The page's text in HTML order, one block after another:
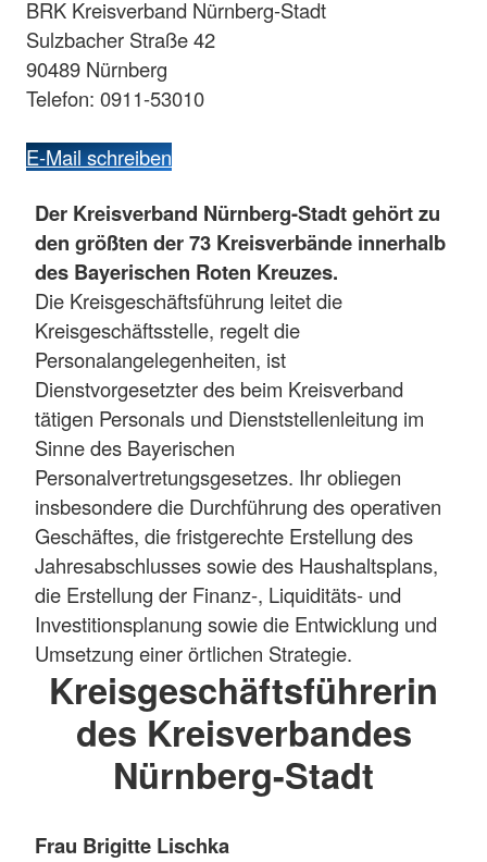
BRK Kreisverband Nürnberg-Stadt
Sulzbacher Straße 42
90489 Nürnberg
Telefon: 0911-53010
E-Mail schreiben
Der Kreisverband Nürnberg-Stadt gehört zu
den größten der 73 Kreisverbände innerhalb
des Bayerischen Roten Kreuzes.
Die Kreisgeschäftsführung leitet die
Kreisgeschäftsstelle, regelt die
Personalangelegenheiten, ist
Dienstvorgesetzter des beim Kreisverband
tätigen Personals und Dienststellenleitung im
Sinne des Bayerischen
Personalvertretungsgesetzes. Ihr obliegen
insbesondere die Durchführung des operativen
Geschäftes, die fristgerechte Erstellung des
Jahresabschlusses sowie des Haushaltsplans,
die Erstellung der Finanz-, Liquiditäts- und
Investitionsplanung sowie die Entwicklung und
Umsetzung einer örtlichen Strategie.
Kreisgeschäftsführerin
des Kreisverbandes
Nürnberg-Stadt
Frau Brigitte Lischka